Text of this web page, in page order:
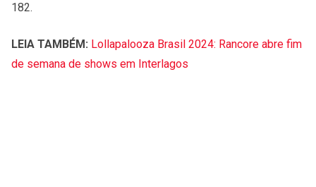
182.
LEIA TAMBÉM: Lollapalooza Brasil 2024: Rancore abre fim
de semana de shows em Interlagos